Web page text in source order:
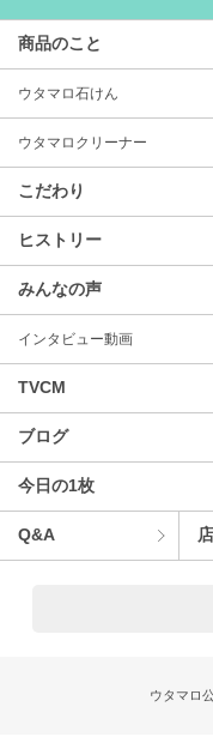
商品のこと
ウタマロ⽯けん
ウタマロクリーナー
こだわり
ヒストリー
みんなの声
インタビュー動画
TVCM
ブログ
今⽇の1枚
Q&A
ウタマロ